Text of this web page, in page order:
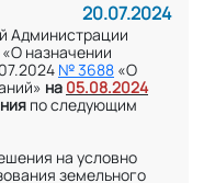
20.07.2024
Администрации
«О назначении
№ 3688 «О
на 05.08.2024
по следующим
на условно
земельного